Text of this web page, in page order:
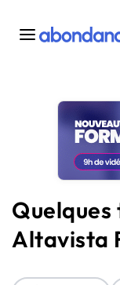
Toutes les actus
Actus SEO
Plateforme
Solutions
Ressources
Audit SEO
Quelques
Altavista